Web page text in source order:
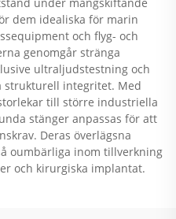
dem idealiska för marin
och flyg- och
genomgår stränga
ultraljudstestning och
strukturell integritet. Med
till större industriella
stänger anpassas för att
Deras överlägsna
oumbärliga inom tillverkning
och kirurgiska implantat.